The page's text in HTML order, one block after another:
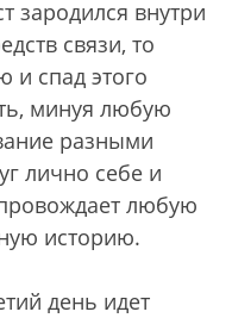
зародился внутри
связи, то
и спад этого
минуя любую
разными
лично себе и
любую
историю.
день идет